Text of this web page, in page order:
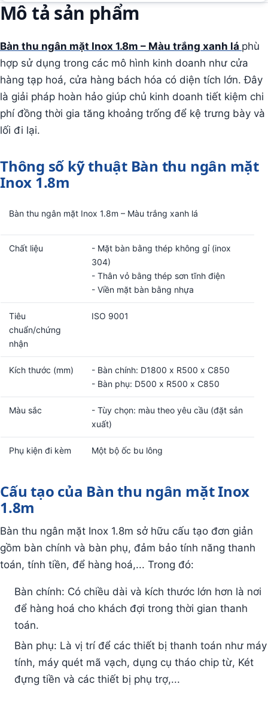
Mô tả sản phẩm
Bàn thu ngân mặt Inox 1.8m – Màu trắng xanh lá phù
hợp sử dụng trong các mô hình kinh doanh như cửa
hàng tạp hoá, cửa hàng bách hóa có diện tích lớn. Đây
là giải pháp hoàn hảo giúp chủ kinh doanh tiết kiệm chi
phí đồng thời gia tăng khoảng trống để kệ trưng bày và
lối đi lại.
Thông số kỹ thuật Bàn thu ngân mặt
Inox 1.8m
Bàn thu ngân mặt Inox 1.8m – Màu trắng xanh lá
Chất liệu
- Mặt bàn bằng thép không gỉ (inox
304)
- Thân vỏ bằng thép sơn tĩnh điện
- Viền mặt bàn bằng nhựa
Tiêu
chuẩn/chứng
nhận
ISO 9001
Kích thước (mm)
- Bàn chính: D1800 x R500 x C850
- Bàn phụ: D500 x R500 x C850
Màu sắc
- Tùy chọn: màu theo yêu cầu (đặt sản
xuất)
Phụ kiện đi kèm Một bộ ốc bu lông
Cấu tạo của Bàn thu ngân mặt Inox
1.8m
Bàn thu ngân mặt Inox 1.8m sở hữu cấu tạo đơn giản
gồm bàn chính và bàn phụ, đảm bảo tính năng thanh
toán, tính tiền, để hàng hoá,... Trong đó:
Bàn chính: Có chiều dài và kích thước lớn hơn là nơi
để hàng hoá cho khách đợi trong thời gian thanh
toán.
Bàn phụ: Là vị trí để các thiết bị thanh toán như máy
tính, máy quét mã vạch, dụng cụ tháo chip từ, Két
đựng tiền và các thiết bị phụ trợ,...